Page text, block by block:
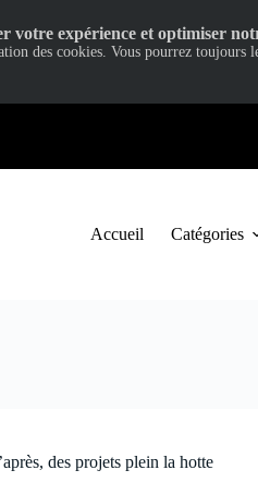
Accueil Catégories
des projets plein la hotte
votre expérience et optimiser
des cookies. Vous pourrez